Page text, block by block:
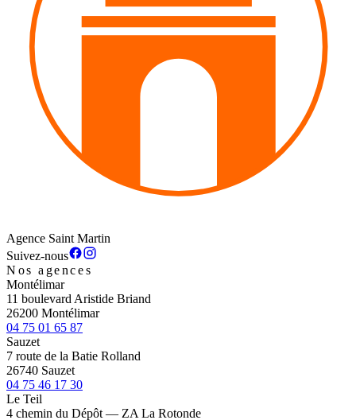
Agence Saint Martin
Suivez-nous
Nos agences
Montélimar
11 boulevard Aristide Briand
26200 Montélimar
04 75 01 65 87
Sauzet
7 route de la Batie Rolland
26740 Sauzet
04 75 46 17 30
Le Teil
4 chemin du Dépôt — ZA La Rotonde